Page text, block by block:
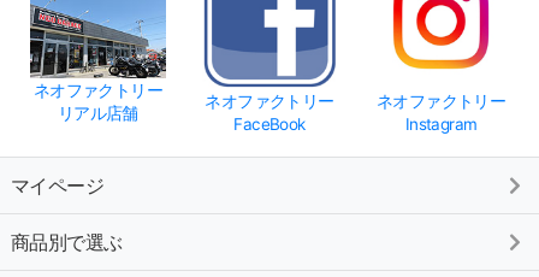
ネオファクトリー
リアル店舗
ネオファクトリー
FaceBook
ネオファクトリー
Instagram
マイページ
商品別で選ぶ